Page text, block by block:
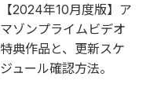
【2024年10月度版】ア
マゾンプライムビデオ
特典作品と、更新スケ
ジュール確認方法。